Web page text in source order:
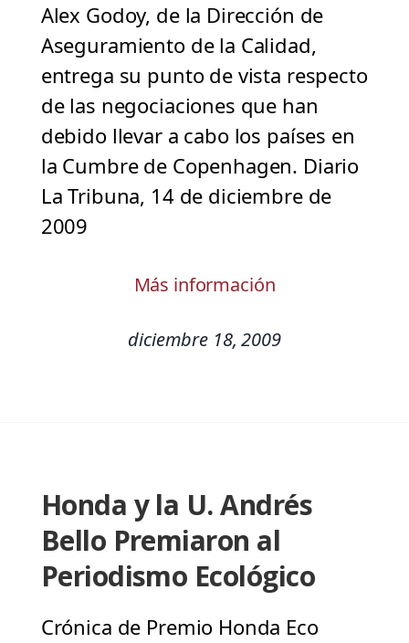
Alex Godoy, de la Dirección de
Aseguramiento de la Calidad,
entrega su punto de vista respecto
de las negociaciones que han
debido llevar a cabo los países en
la Cumbre de Copenhagen. Diario
La Tribuna, 14 de diciembre de
2009
Más información
diciembre 18, 2009
Honda y la U. Andrés
Bello Premiaron al
Periodismo Ecológico
Crónica de Premio Honda Eco